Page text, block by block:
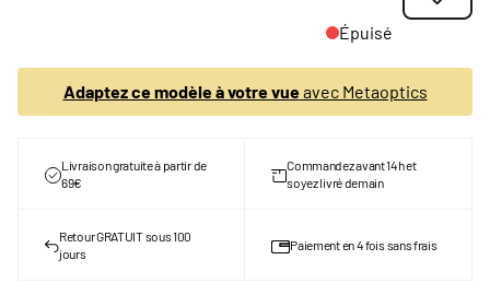
Épuisé
Adaptez ce modèle à votre vueavec Metaoptics
Livraison gratuite à partir de
69€
Commandez avant 14h et
soyez livré demain
Retour GRATUIT sous 100
jours
Paiement en 4 fois sans frais